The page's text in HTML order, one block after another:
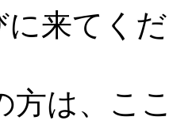
に来てく
方は、こ